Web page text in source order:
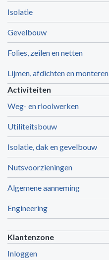
Isolatie
Gevelbouw
Folies, zeilen en netten
Lijmen, afdichten en monteren
Activiteiten
Weg- en rioolwerken
Utiliteitsbouw
Isolatie, dak en gevelbouw
Nutsvoorzieningen
Algemene aanneming
Engineering
Klantenzone
Inloggen